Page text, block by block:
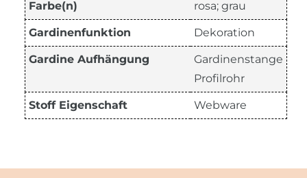
Farbe(n) rosa; grau
Gardinenfunktion Dekoration
Gardine Aufhängung
Gardinenstange
Profilrohr
Stoff Eigenschaft Webware